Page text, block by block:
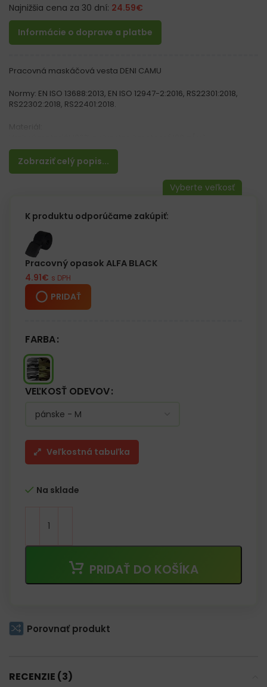
Najnižšia cena za 30 dní: 24.59€
Informácie o doprave a platbe
Zobraziť celý popis...
Pracovná maskáčová vesta DENI CAMU
Normy: EN ISO 13688:2013, EN ISO 12947-2:2016, RS22301:2018,
RS22302:2018, RS22401:2018.
Zateplenie 100% polyester s gramážou 220 g/m²
Podšívka 100% polyester, gramáž 60 g/m²
– Zapínanie na zips s dodatočným zapínaním na cvoky
– Početné vrecká, vr. dvoch vreciek na mobil, dve na zips a dve
na suchý zips
– Ďalšie vrecko na vnútornej strane
– V rukávoch z vnútornej strany špeciálny materiál s lemom na
ochranu proti prenikaniu vetra
– Veľké množstvo vreciek pojme príslušenstvo pre rybárov,
náradie inštalatéra, ako aj príslušenstvo domáceho majstra
K produktu odporúčame zakúpiť:
Pracovný opasok ALFA BLACK
4.91€ s DPH
PRIDAŤ
FARBA
VEĽKOSŤ ODEVOV
Veľkostná tabuľka
Na sklade
PRIDAŤ DO KOŠÍKA
Porovnať produkt
RECENZIE (3)